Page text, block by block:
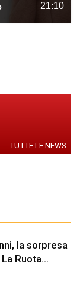
21:10
TUTTE LE NEWS
la sorpresa
Ruota...